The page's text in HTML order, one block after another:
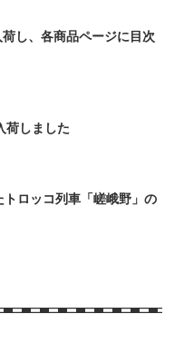
し、各商品ページに目次
荷しました
ロッコ列車「嵯峨野」の